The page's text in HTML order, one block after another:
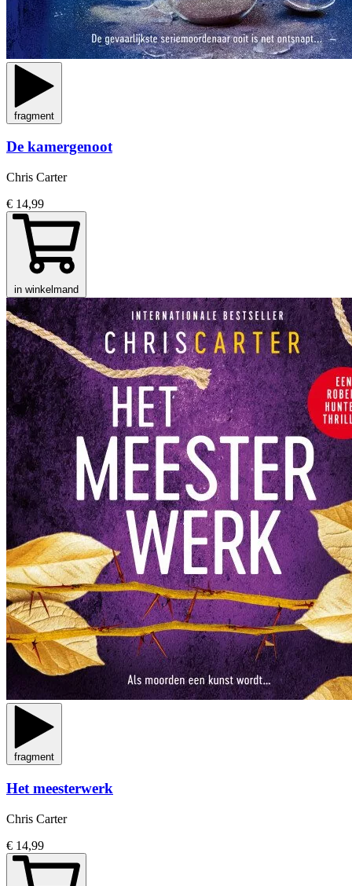
fragment
De kamergenoot
Chris Carter
€ 14,99
in winkelmand
fragment
Het meesterwerk
Chris Carter
€ 14,99